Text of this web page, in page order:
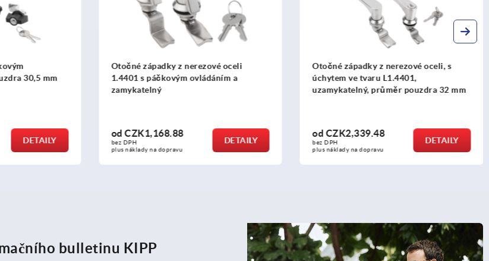
oceli
a
DETAILY
Otočné západky z nerezové oceli, s
úchytem ve tvaru L1.4401,
uzamykatelný, průměr pouzdra 32 mm
odCZK2,339.48
bez DPH
plus náklady na dopravu
DETAILY
Kompresní otočná západka, ze zinku
odCZK252.54
bez DPH
plus náklady na dopravu
DETAILY
bulletinu KIPP